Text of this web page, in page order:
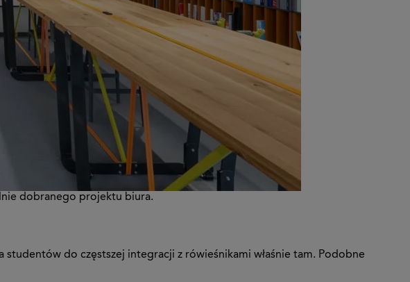
dobranego projektu biura.
studentów do częstszej integracji z rówieśnikami właśnie tam. Podobne